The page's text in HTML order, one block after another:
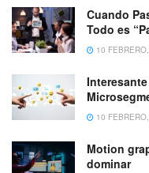
Cuando
Todo es
10
10
Motion
dominar